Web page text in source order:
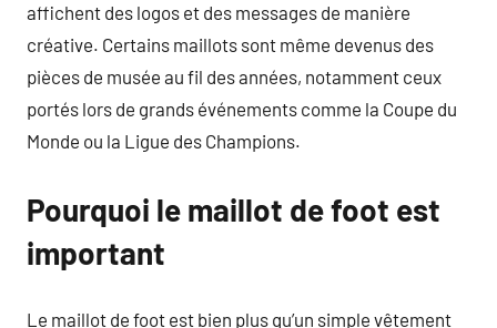
affichent des logos et des messages de manière
créative. Certains maillots sont même devenus des
pièces de musée au fil des années, notamment ceux
portés lors de grands événements comme la Coupe du
Monde ou la Ligue des Champions.
Pourquoi le maillot de foot est
important
Le maillot de foot est bien plus qu’un simple vêtement